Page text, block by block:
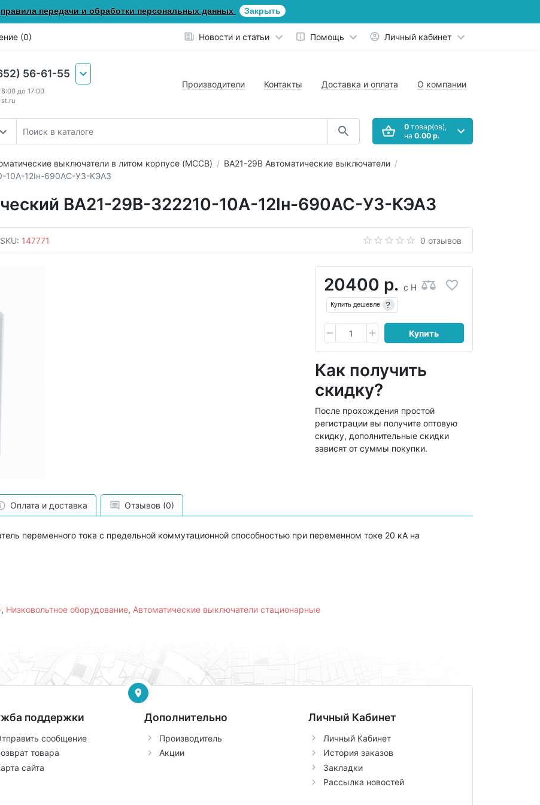
правила передачи и обработки персональных данных Закрыть
(0) Новости и статьи Помощь Личный кабинет
56-61-55
до 17:00
Производители Контакты Доставка и оплата О компании
0товар(ов),
на 0.00 р.
выключатели в литом корпусе (MCCB)
ВА21-29В Автоматические выключатели
10А-12Iн-690AC-У3-КЭАЗ
ВА21-29В-322210-10А-12Iн-690AC-У3-КЭАЗ
SKU: 147771 0 отзывов
20400 р. с НДС
Купить дешевле ?
Купить
Как получить
скидку?
После прохождения простой
регистрации вы получите оптовую
скидку, дополнительные скидки
зависят от суммы покупки.
Оплата и доставка Отзывов (0)
переменного тока с предельной коммутационной способностью при переменном токе 20 кА на
, Низковольтное оборудование, Автоматические выключатели стационарные
поддержки
сообщение
товара
сайта
Дополнительно
Производитель
Акции
Личный Кабинет
Личный Кабинет
История заказов
Закладки
Рассылка новостей